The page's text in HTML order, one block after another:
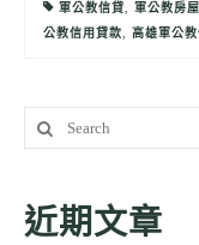
軍公教信貸, 軍公教房
公教信用貸款, 高雄軍公
Search
for:
近期文章